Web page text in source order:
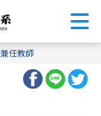
兼任教師